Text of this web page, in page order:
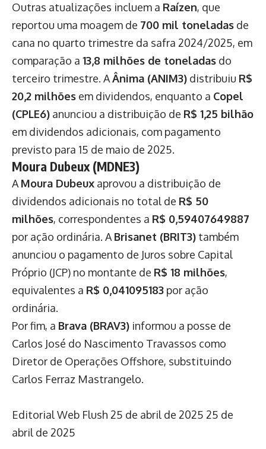
Outras atualizações incluem a Raízen, que
reportou uma moagem de 700 mil toneladas de
cana no quarto trimestre da safra 2024/2025, em
comparação a 13,8 milhões de toneladas do
terceiro trimestre. AÂnima (ANIM3) distribuiu R$
20,2 milhões em dividendos, enquanto a Copel
(CPLE6) anunciou a distribuição de R$ 1,25 bilhão
em dividendos adicionais, com pagamento
previsto para 15 de maio de 2025.
Moura Dubeux (MDNE3)
A Moura Dubeux aprovou a distribuição de
dividendos adicionais no total de R$ 50
milhões, correspondentes a R$ 0,59407649887
por ação ordinária. A Brisanet (BRIT3) também
anunciou o pagamento de Juros sobre Capital
Próprio (JCP) no montante de R$ 18 milhões,
equivalentes a R$ 0,041095183 por ação
ordinária.
Por fim, a Brava (BRAV3) informou a posse de
Carlos José do Nascimento Travassos como
Diretor de Operações Offshore, substituindo
Carlos Ferraz Mastrangelo.
Editorial Web Flush 25 de abril de 2025 25 de
abril de 2025